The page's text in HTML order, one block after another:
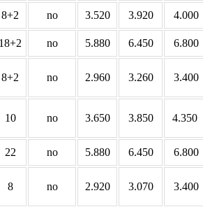
8+2 no 3.520 3.920
4.000
18+2 no 5.880 6.450
6.800
8+2 no 2.960 3.260 3.400
10 no 3.650 3.850 4.350
22 no 5.880 6.450
6.800
8 no 2.920 3.070 3.400